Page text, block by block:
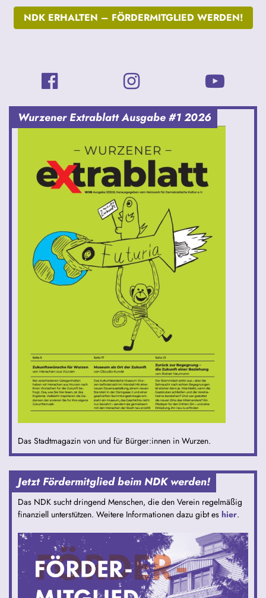
NDK ERHALTEN – FÖRDERMITGLIED WERDEN!
Wurzener Extrablatt Ausgabe #1 2026
Das Stadtmagazin von und für Bürger:innen in Wurzen.
Jetzt Fördermitglied beim NDK werden!
Das NDK sucht dringend Menschen, die den Verein regelmäßig
finanziell unterstützen. Weitere Informationen dazu gibt es hier.